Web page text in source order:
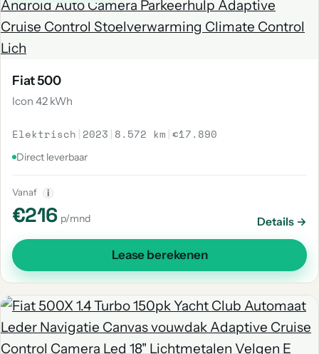
Fiat 500
Icon 42 kWh
Elektrisch | 2023 | 8.572 km |€17.890
Direct leverbaar
Vanaf i
€216 p/mnd Details →
Lease berekenen